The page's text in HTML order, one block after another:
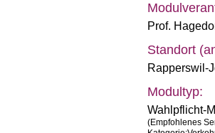
Prof.
Standort
Rapperswil-
Modultyp:
Wahlpflicht-
(Empfohlenes